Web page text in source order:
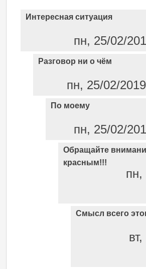
Интересная ситуация
пн, 25/02/
Разговор ни о чём
пн, 25/02/
По моему
пн, 25/02/
Обращайте
красным!!!
Смысл всего